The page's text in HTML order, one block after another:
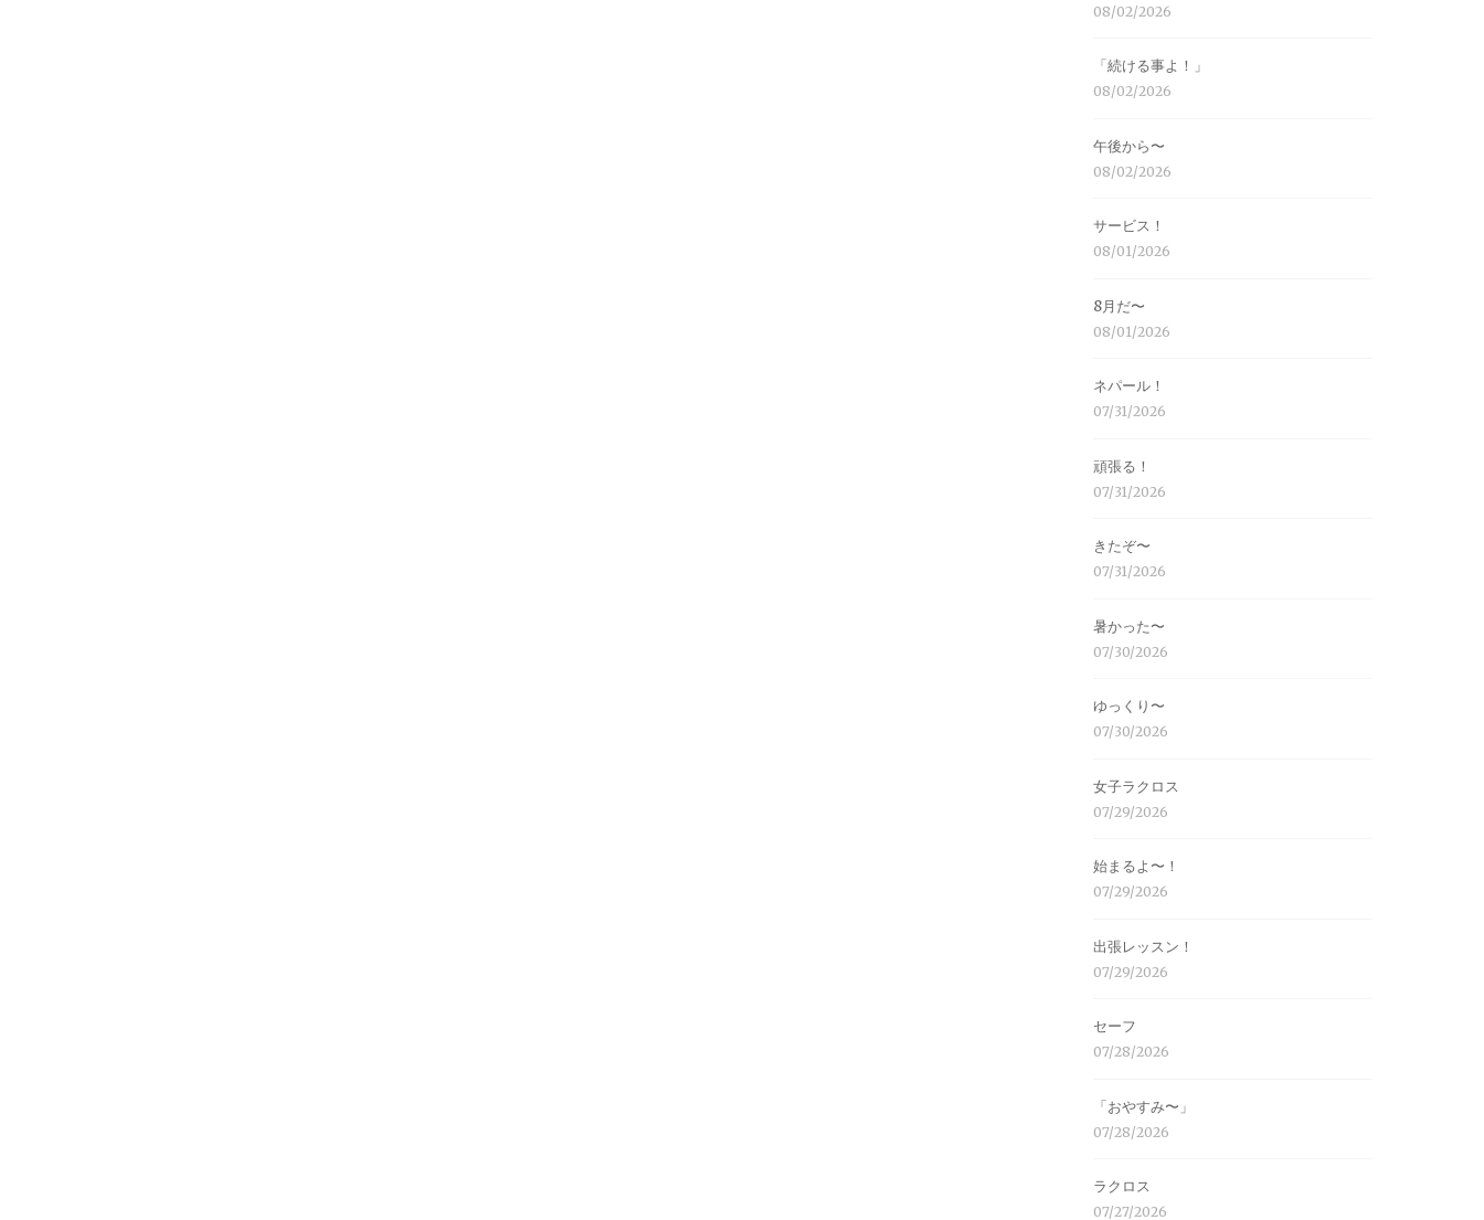
08/02/2026
「続ける事よ！」
08/02/2026
午後から〜
08/02/2026
サービス！
08/01/2026
8月だ〜
08/01/2026
ネパール！
07/31/2026
頑張る！
07/31/2026
きたぞ〜
07/31/2026
暑かった〜
07/30/2026
ゆっくり〜
07/30/2026
女子ラクロス
07/29/2026
始まるよ〜！
07/29/2026
出張レッスン！
07/29/2026
セーフ
07/28/2026
「おやすみ〜」
07/28/2026
ラクロス
07/27/2026